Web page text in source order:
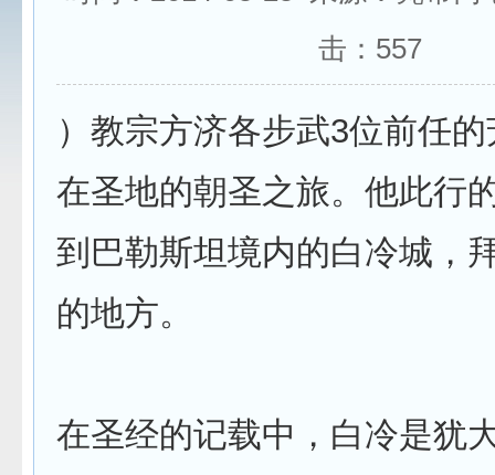
击： 557
）教宗方济各步武3位前任
在圣地的朝圣之旅。他此行
到巴勒斯坦境内的白冷城，
的地方。
在圣经的记载中，白冷是犹